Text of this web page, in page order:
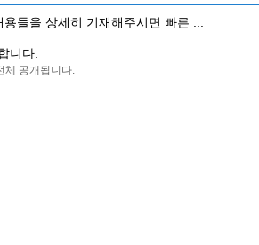
들을 상세히 기재해주시면 빠른 ...
니다.
체 공개됩니다.